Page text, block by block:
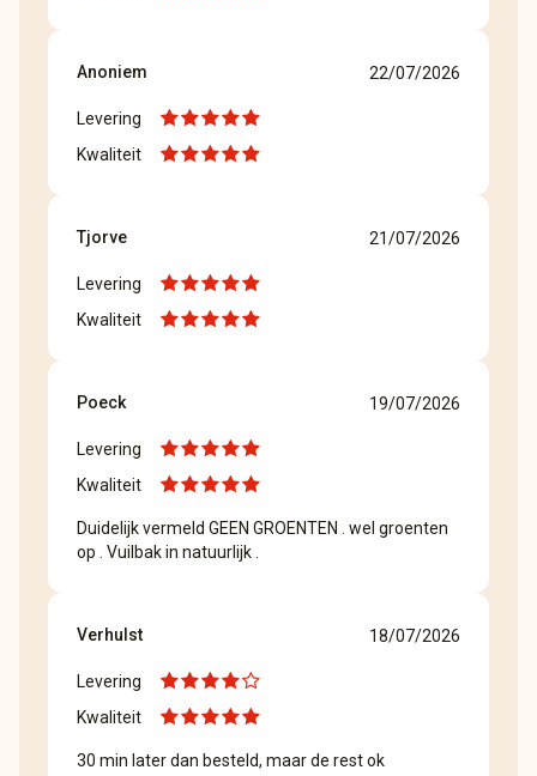
Anoniem 22/07/2026
Levering
Kwaliteit
Tjorve 21/07/2026
Levering
Kwaliteit
Poeck 19/07/2026
Levering
Kwaliteit
Duidelijk vermeld GEEN GROENTEN . wel groenten
op . Vuilbak in natuurlijk .
Verhulst 18/07/2026
Levering
Kwaliteit
30 min later dan besteld, maar de rest ok